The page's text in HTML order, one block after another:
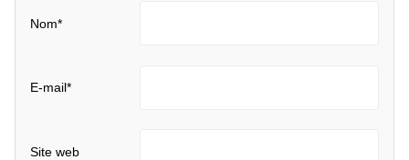
Nom*
E-mail*
Site web